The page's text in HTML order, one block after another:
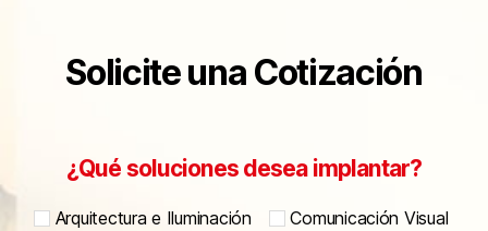
Solicite una Cotización
¿Qué soluciones desea implantar?
Arquitectura e Iluminación
Comunicación Visual